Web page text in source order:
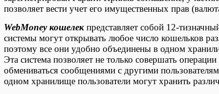
позволяет вести учет его имущественных прав
WebMoney кошелек представляет собой 12-
системы могут открывать любое число кошельков
поэтому все они удобно объединены в одном
Эта система позволяет не только совершать
обмениваться сообщениями с другими
одном хранилище пользователи могут хранить